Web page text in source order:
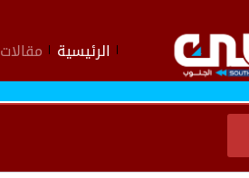
الرئيسية مقالات